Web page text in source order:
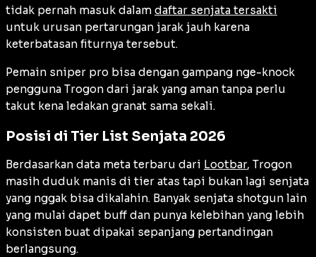
tidak pernah masuk dalam daftar senjata tersakti
untuk urusan pertarungan jarak jauh karena
keterbatasan fiturnya tersebut.
Pemain sniper pro bisa dengan gampang nge-knock
pengguna Trogon dari jarak yang aman tanpa perlu
takut kena ledakan granat sama sekali.
Posisi di Tier List Senjata 2026
Berdasarkan data meta terbaru dari Lootbar, Trogon
masih duduk manis di tier atas tapi bukan lagi senjata
yang nggak bisa dikalahin. Banyak senjata shotgun lain
yang mulai dapet buff dan punya kelebihan yang lebih
konsisten buat dipakai sepanjang pertandingan
berlangsung.